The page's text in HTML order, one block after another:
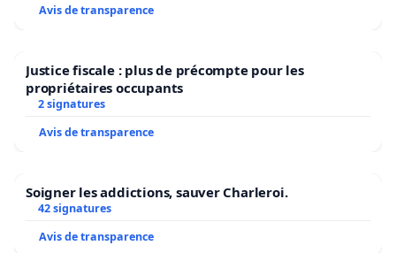
Avis de transparence
Justice fiscale : plus de précompte pour les
propriétaires occupants
2 signatures
Avis de transparence
Soigner les addictions, sauver Charleroi.
42 signatures
Avis de transparence